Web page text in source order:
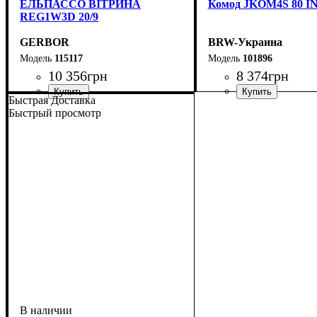
ЕЛЬПАССО ВІТРИНА
REG1W3D 20/9
GERBOR
115117
10 356грн
Комод JKOM4S 80
BRW-Украина
101896
8 374грн
Быстрая Доставка
Быстрый просмотр